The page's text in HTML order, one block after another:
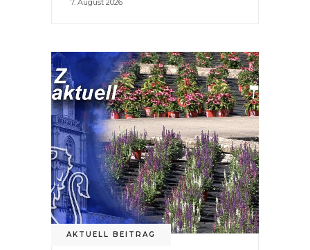
7. August 2026
AKTUELL BEITRAG